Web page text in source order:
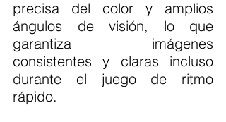
precisa del color y amplios
ángulos de visión, lo que
garantiza imágenes
consistentes y claras incluso
durante el juego de ritmo
rápido.